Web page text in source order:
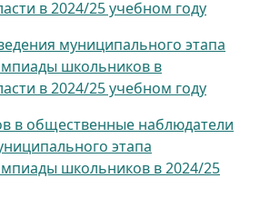
в 2024/25 учебном году
муниципального этапа
школьников в
в 2024/25 учебном году
в общественные наблюдатели
этапа
школьников в 2024/25